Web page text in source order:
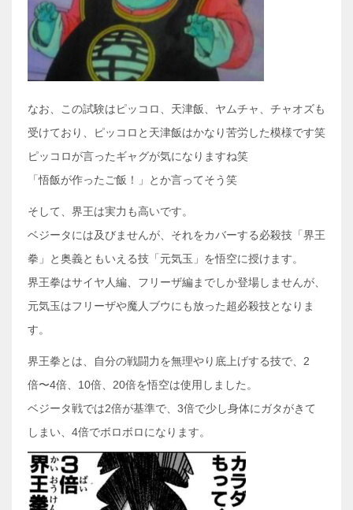
なお、この試験はピッコロ、天津飯、ヤムチャ、チャオズも
受けており、ピッコロと天津飯はかなり苦労した模様です笑
ピッコロが言ったギャグが気になりますね笑
「悟飯が作ったご飯！」とか言ってそう笑
そして、界王は実力も高いです。
ベジータには及びませんが、それをカバーする必殺技「界王
拳」と奥義ともいえる技「元気玉」を悟空に授けます。
界王拳はサイヤ人編、フリーザ編までしか登場しませんが、
元気玉はフリーザや魔人ブウにも放った超必殺技となりま
す。
界王拳とは、自分の戦闘力を無理やり底上げする技で、2
倍〜4倍、10倍、20倍を悟空は使用しました。
ベジータ戦では2倍が基準で、3倍で少し身体にガタがきて
しまい、4倍でボロボロになります。